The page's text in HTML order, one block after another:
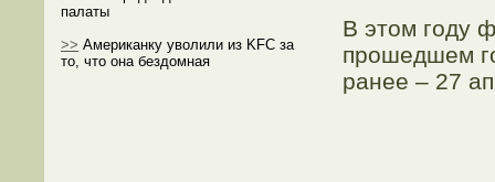
палаты
>> Американку уволили из KFC за
то, что она бездомная
В этом году
прошедшем
ранее – 27